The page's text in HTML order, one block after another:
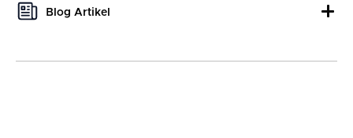
Blog Artikel